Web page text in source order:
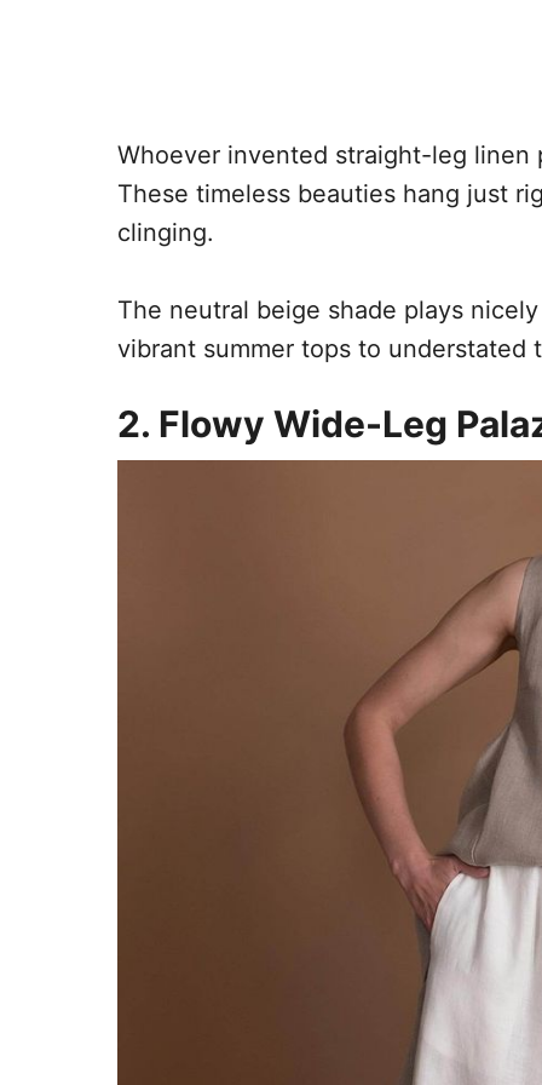
Whoever invented straight-leg linen
These timeless beauties hang just
clinging.
The neutral beige shade plays
vibrant summer tops to understated
2. Flowy Wide-Leg